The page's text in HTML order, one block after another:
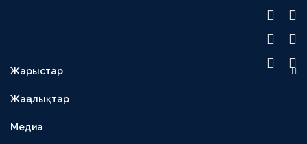
Жарыстар
1XBET БІРІНШІ ЛИГА
OLIMPBET КУБОК
Жаңалықтар
Медиа